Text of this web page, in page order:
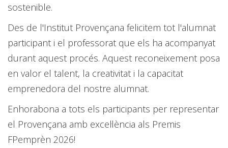
sostenible.
Des de l'Institut Provençana felicitem tot l'alumnat
participant i el professorat que els ha acompanyat
durant aquest procés. Aquest reconeixement posa
en valor el talent, la creativitat i la capacitat
emprenedora del nostre alumnat.
Enhorabona a tots els participants per representar
el Provençana amb excel·lència als Premis
FPemprèn 2026!